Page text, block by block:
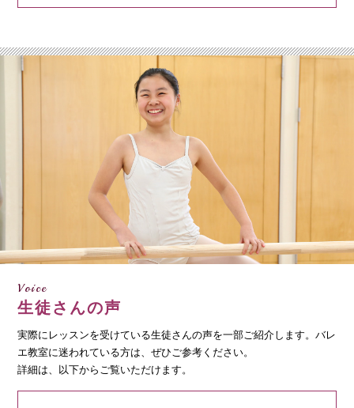
Voice
生徒さんの声
実際にレッスンを受けている生徒さんの声を一部ご紹介します。バレ
エ教室に迷われている方は、ぜひご参考ください。
詳細は、以下からご覧いただけます。